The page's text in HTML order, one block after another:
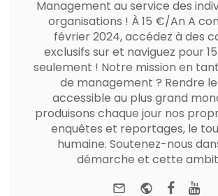
Management au service des
organisations ! À 15 €/An A
février 2024, accédez à des
exclusifs sur et naviguez pour
seulement ! Notre mission en
de management ? Rendre
accessible au plus grand
produisons chaque jour nos
enquêtes et reportages, le
humaine. Soutenez-nous
démarche et cette
e-mailWebsite